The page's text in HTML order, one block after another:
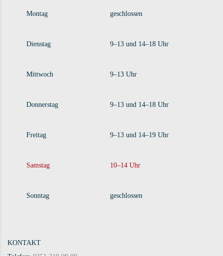
Montag geschlossen
Dienstag 9–13 und 14–18 Uhr
Mittwoch 9–13 Uhr
Donnerstag 9–13 und 14–18 Uhr
Freitag 9–13 und 14–19 Uhr
Samstag 10–14 Uhr
Sonntag geschlossen
KONTAKT